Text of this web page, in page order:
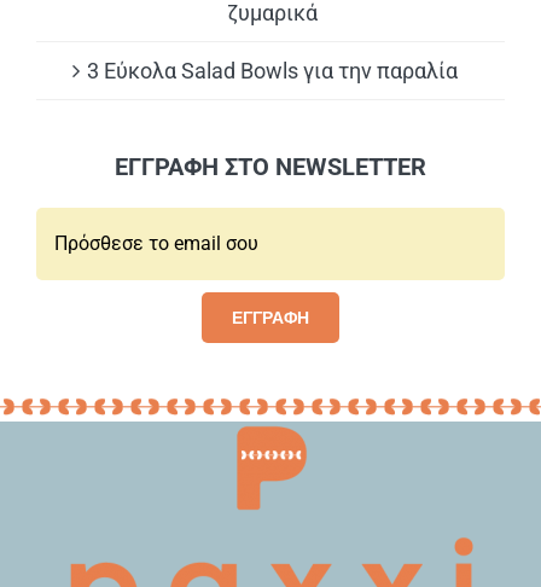
ζυμαρικά
3 Εύκολα Salad Bowls για την παραλία
ΕΓΓΡΑΦΗ ΣΤΟ NEWSLETTER
ΕΓΓΡΑΦΗ